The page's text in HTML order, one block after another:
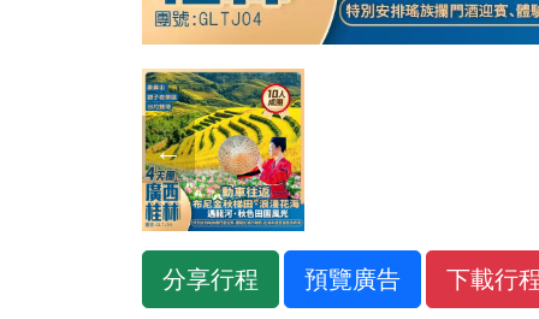
←
分享行程 預覽廣告 下載行